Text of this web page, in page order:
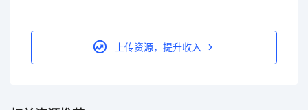
上传资源，提升收入